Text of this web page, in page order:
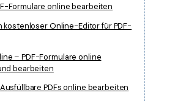
die Sie benötigen.
und einfachsten PDF-Tools
Formulare online bearbeiten
kostenloser Online-Editor für PDF-
– PDF-Formulare online
bearbeiten
PDFs online bearbeiten